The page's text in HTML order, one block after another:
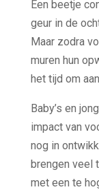
Een beetje
geur in de
Maar zodra
muren hun
het tijd om
Baby’s en
impact van
nog in
brengen veel
met een te